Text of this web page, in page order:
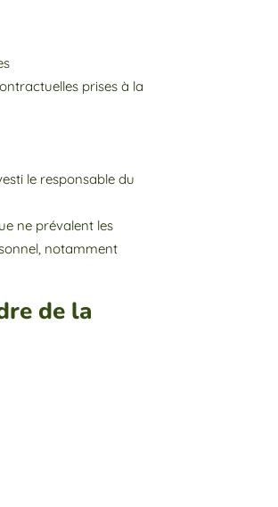
prises à la
le responsable du
ne prévalent les
notamment
de la